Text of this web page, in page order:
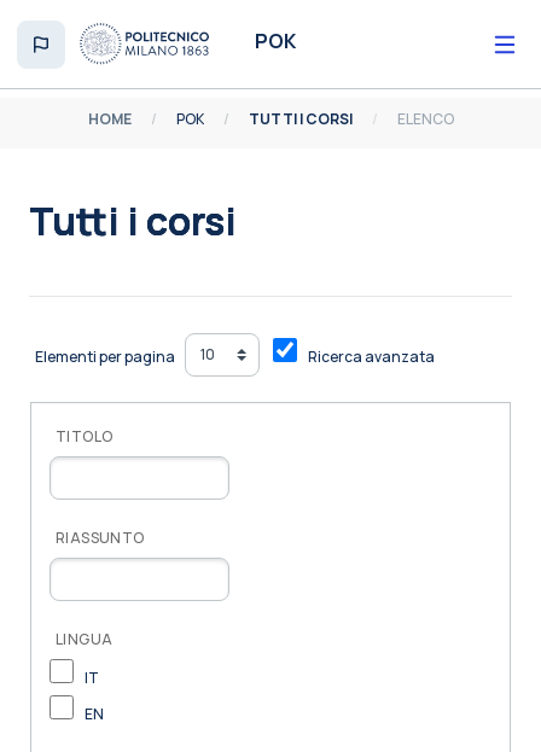
POK
HOME POK TUTTI I CORSI ELENCO
Tutti i corsi
Elementi per pagina Ricerca avanzata
TITOLO
RIASSUNTO
LINGUA
IT
EN